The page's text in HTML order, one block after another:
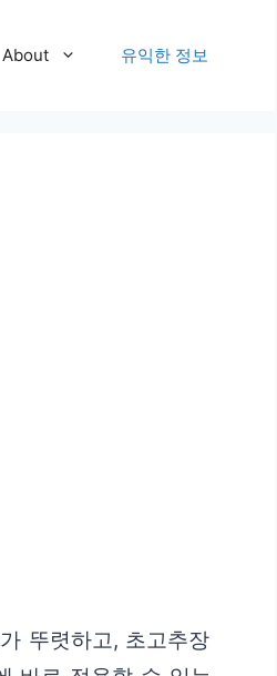
About 유익한 정보
뚜렷하고, 초고추장